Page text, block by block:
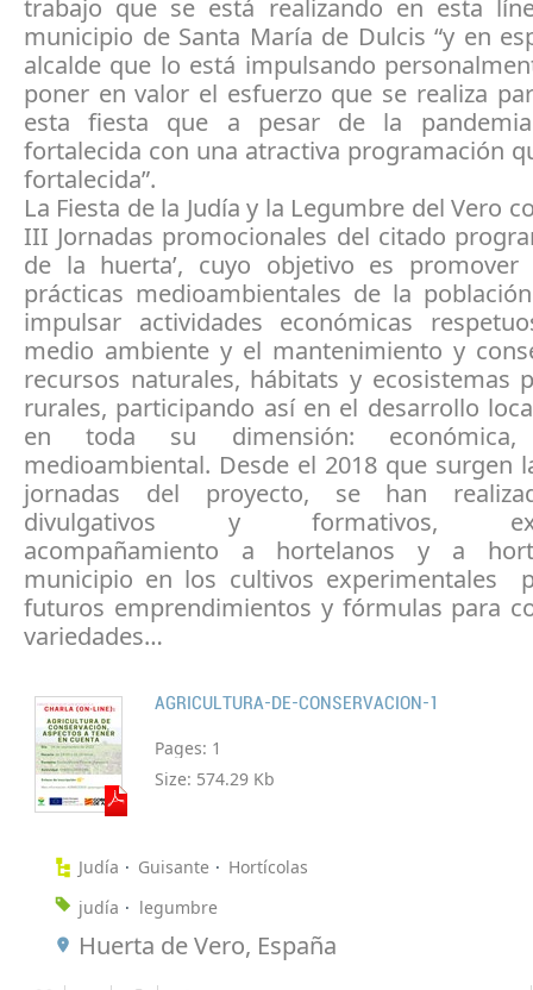
trabajo que se está realizando en esta
municipio de Santa María de Dulcis “y en
alcalde que lo está impulsando
poner en valor el esfuerzo que se realiza
esta fiesta que a pesar de la
fortalecida con una atractiva programación
fortalecida”.
La Fiesta de la Judía y la Legumbre del Vero
III Jornadas promocionales del citado
de la huerta’, cuyo objetivo es promover
prácticas medioambientales de la
impulsar actividades económicas
medio ambiente y el mantenimiento y
recursos naturales, hábitats y ecosistemas
rurales, participando así en el desarrollo
en toda su dimensión:
medioambiental. Desde el 2018 que surgen
jornadas del proyecto, se han
divulgativos y formativos,
acompañamiento a hortelanos y a
municipio en los cultivos experimentales
futuros emprendimientos y fórmulas para
variedades…
AGRICULTURA-DE-CONSERVACION-1
Pages: 1
Size: 574.29 Kb
Judía Guisante
Hortícolas
judía
legumbre
Huerta de Vero, España